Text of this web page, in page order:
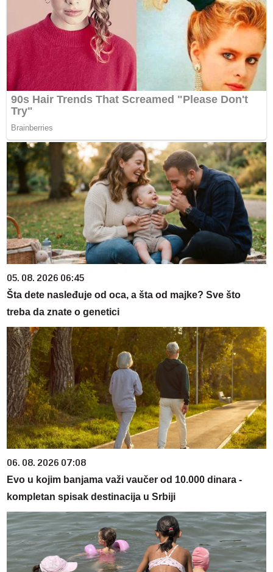
05. 08. 2026 06:45
Šta dete nasleđuje od oca, a šta od majke? Sve što
treba da znate o genetici
06. 08. 2026 07:08
Evo u kojim banjama važi vaučer od 10.000 dinara -
kompletan spisak destinacija u Srbiji